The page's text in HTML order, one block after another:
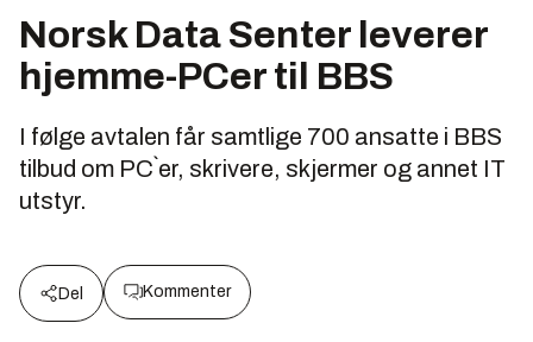
Norsk Data Senter leverer
hjemme-PCer til BBS
I følge avtalen får samtlige 700 ansatte i BBS
tilbud om PC`er, skrivere, skjermer og annet IT
utstyr.
Del Kommenter